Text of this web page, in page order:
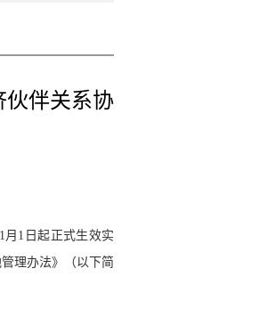
伙伴关系协
月1日起正式生效实
理办法》（以下简